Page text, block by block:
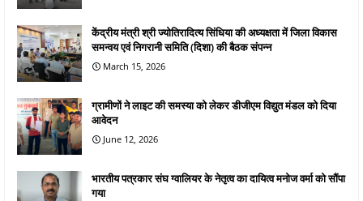
केंद्रीय मंत्री श्री ज्योतिरादित्य सिंधिया की अध्यक्षता में जिला विकास
समन्वय एवं निगरानी समिति (दिशा) की बैठक संपन्न
March 15, 2026
ग्रामीणों ने लाइट की समस्या को लेकर डीजीएम विद्युत मंडल को दिया
आवेदन
June 12, 2026
भारतीय पत्रकार संघ ग्वालियर के नेतृत्व का दायित्व मनोज वर्मा को सौंपा
गया